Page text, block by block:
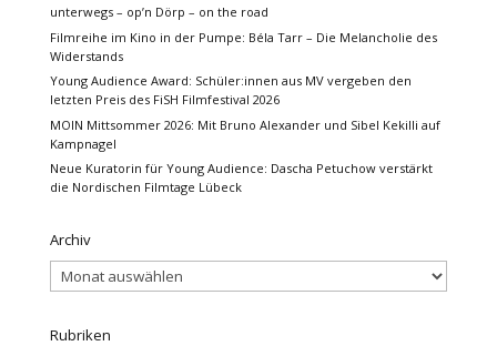
unterwegs – op’n Dörp – on the road
Filmreihe im Kino in der Pumpe: Béla Tarr – Die Melancholie des
Widerstands
Young Audience Award: Schüler:innen aus MV vergeben den
letzten Preis des FiSH Filmfestival 2026
MOIN Mittsommer 2026: Mit Bruno Alexander und Sibel Kekilli auf
Kampnagel
Neue Kuratorin für Young Audience: Dascha Petuchow verstärkt
die Nordischen Filmtage Lübeck
Archiv
Archiv
Rubriken